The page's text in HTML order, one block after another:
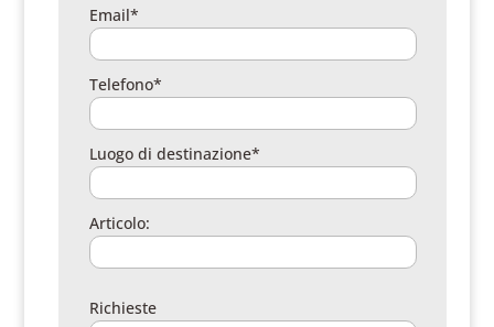
Email*
Telefono*
Luogo di destinazione*
Articolo:
Richieste